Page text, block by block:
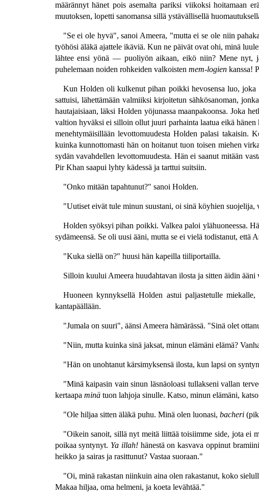
määrännyt hänet pois asemalta pariksi viikoksi hoitamaan
muutoksen, lopetti sanomansa sillä ystävällisellä
"Se ei ole hyvä", sanoi Ameera, "mutta ei se ole niin
työhösi äläkä ajattele ikäviä. Kun ne päivät ovat ohi, minä
lähtee ensi yönä — puoliyön aikaan, eikö niin? Mene nyt,
puhelemaan noiden rohkeiden valkoisten mem-logienkanssa!
Kun Holden oli kulkenut pihan poikki hevosensa luo, joka
sattuisi, lähettämään valmiiksi kirjoitetun sähkösanoman,
hautajaisiaan, läksi Holden yöjunassa maanpakoonsa. Joka
valtion hyväksi ei silloin ollut juuri parhainta laatua eikä
menehtymäisillään levottomuudesta Holden palasi
kuinka kunnottomasti hän on hoitanut tuon toisen miehen
sydän vavahdellen levottomuudesta. Hän ei saanut mitään
Pir Khan saapui lyhty kädessä ja tarttui suitsiin.
"Onko mitään tapahtunut?" sanoi Holden.
"Uutiset eivät tule minun suustani, oi sinä köyhien
Holden syöksyi pihan poikki. Valkea paloi ylähuoneessa.
sydämeensä. Se oli uusi ääni, mutta se ei vielä todistanut, että
"Kuka siellä on?" huusi hän kapeilla tiiliportailla.
Silloin kuului Ameera huudahtavan ilosta ja sitten äidin
Huoneen kynnyksellä Holden astui paljastetulle
kantapäällään.
"Jumala on suuri", äänsi Ameera hämärässä. "Sinä olet
"Niin, mutta kuinka sinä jaksat, minun elämäni elämä?
"Hän on unohtanut kärsimyksensä ilosta, kun lapsi on
"Minä kaipasin vain sinun läsnäoloasi tullakseni vallan
kertaapa minätuon lahjoja sinulle. Katso, minun elämäni,
"Ole hiljaa sitten äläkä puhu. Minä olen luonasi, bacheri
"Oikein sanoit, sillä nyt meitä liittää toisiimme side, jota ei
poikaa syntynyt. Ya illah!hänestä on kasvava oppinut
heikko ja sairas ja rasittunut? Vastaa suoraan."
"Oi, minä rakastan niinkuin aina olen rakastanut, koko
Makaa hiljaa, oma helmeni, ja koeta levähtää."